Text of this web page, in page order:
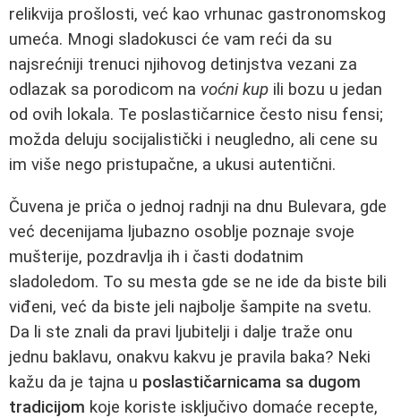
relikvija prošlosti, već kao vrhunac gastronomskog
umeća. Mnogi sladokusci će vam reći da su
najsrećniji trenuci njihovog detinjstva vezani za
odlazak sa porodicom na voćni kup ili bozu u jedan
od ovih lokala. Te poslastičarnice često nisu fensi;
možda deluju socijalistički i neugledno, ali cene su
im više nego pristupačne, a ukusi autentični.
Čuvena je priča o jednoj radnji na dnu Bulevara, gde
već decenijama ljubazno osoblje poznaje svoje
mušterije, pozdravlja ih i časti dodatnim
sladoledom. To su mesta gde se ne ide da biste bili
viđeni, već da biste jeli najbolje šampite na svetu.
Da li ste znali da pravi ljubitelji i dalje traže onu
jednu baklavu, onakvu kakvu je pravila baka? Neki
kažu da je tajna u poslastičarnicama sa dugom
tradicijom koje koriste isključivo domaće recepte,